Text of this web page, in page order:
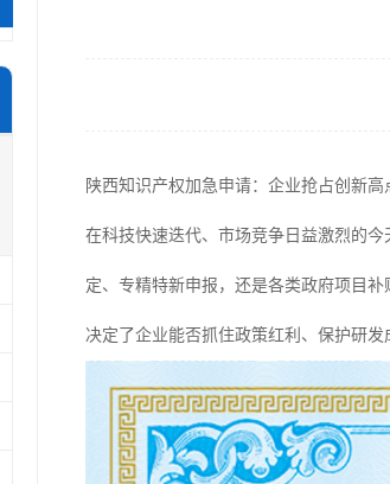
陕西知识产权加急申请：企业抢占创新高
在科技快速迭代、市场竞争日益激烈的
定、专精特新申报，还是各类政府项目
决定了企业能否抓住政策红利、保护研发